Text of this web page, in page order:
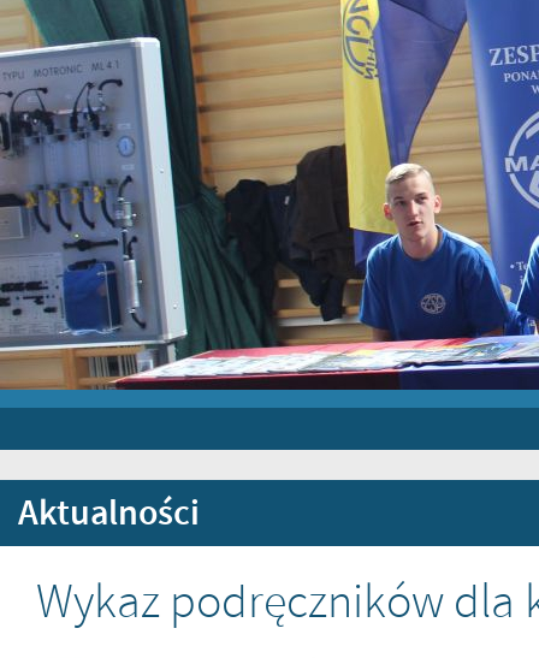
Aktualności
Wykaz podręczników dla